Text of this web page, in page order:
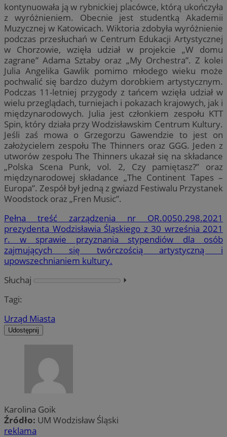
kontynuowała ją w rybnickiej placówce, którą ukończyła
z wyróżnieniem. Obecnie jest studentką Akademii
Muzycznej w Katowicach. Wiktoria zdobyła wyróżnienie
podczas przesłuchań w Centrum Edukacji Artystycznej
w Chorzowie, wzięła udział w projekcie „W domu
zagrane” Adama Sztaby oraz „My Orchestra”. Z kolei
Julia Angelika Gawlik pomimo młodego wieku może
pochwalić się bardzo dużym dorobkiem artystycznym.
Podczas 11-letniej przygody z tańcem wzięła udział w
wielu przeglądach, turniejach i pokazach krajowych, jak i
międzynarodowych. Julia jest członkiem zespołu KTT
Spin, który działa przy Wodzisławskim Centrum Kultury.
Jeśli zaś mowa o Grzegorzu Gawendzie to jest on
założycielem zespołu The Thinners oraz GGG. Jeden z
utworów zespołu The Thinners ukazał się na składance
„Polska Scena Punk, vol. 2, Czy pamiętasz?” oraz
międzynarodowej składance „The Continent Tapes –
Europa”. Zespół był jedną z gwiazd Festiwalu Przystanek
Woodstock oraz „Fren Music”.
Pełna treść zarządzenia nr OR.0050.298.2021
prezydenta Wodzisławia Śląskiego z 30 września 2021
r. w sprawie przyznania stypendiów dla osób
zajmujących się twórczością artystyczną i
upowszechnianiem kultury.
Słuchaj
⏵︎
Tagi:
Urząd Miasta
Udostępnij
Karolina Goik
Źródło: UM Wodzisław Śląski
reklama